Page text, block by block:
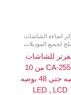
اضاءة الشاشات
لجميع الموديلات
للشاشات
CA-255S من 10
بوصه حتي 48 بوصه
LED , LCD